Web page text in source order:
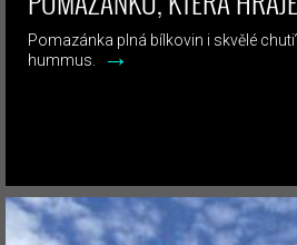
Pomazánka plná bílkovin i skvělé
hummus.
→